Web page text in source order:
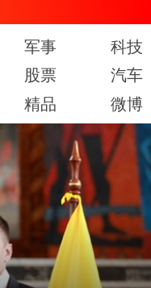
军事 科技
股票 汽车
精品 微博